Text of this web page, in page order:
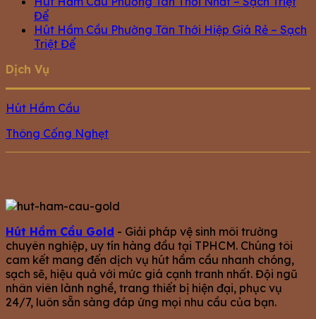
Để
Hút Hầm Cầu Phường Tân Thới Hiệp Giá Rẻ – Sạch
Triệt Để
Dịch Vụ
Hút Hầm Cầu
Thông Cống Nghẹt
Hút Hầm Cầu Gold - Giải pháp vệ sinh môi trường
chuyên nghiệp, uy tín hàng đầu tại TPHCM. Chúng tôi
cam kết mang đến dịch vụ hút hầm cầu nhanh chóng,
sạch sẽ, hiệu quả với mức giá cạnh tranh nhất. Đội ngũ
nhân viên lành nghề, trang thiết bị hiện đại, phục vụ
24/7, luôn sẵn sàng đáp ứng mọi nhu cầu của bạn.